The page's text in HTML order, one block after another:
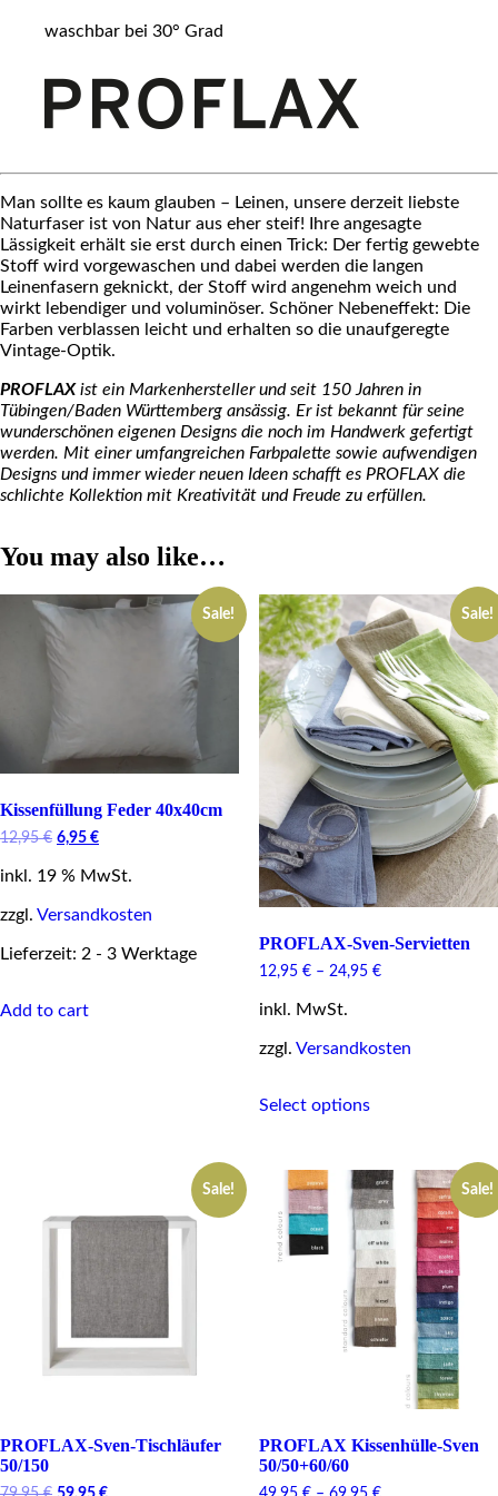
waschbar bei 30° Grad
Man sollte es kaum glauben – Leinen, unsere derzeit liebste
Naturfaser ist von Natur aus eher steif! Ihre angesagte
Lässigkeit erhält sie erst durch einen Trick: Der fertig gewebte
Stoff wird vorgewaschen und dabei werden die langen
Leinenfasern geknickt, der Stoff wird angenehm weich und
wirkt lebendiger und voluminöser. Schöner Nebeneffekt: Die
Farben verblassen leicht und erhalten so die unaufgeregte
Vintage-Optik.
PROFLAXist ein Markenhersteller und seit 150 Jahren in
Tübingen/Baden Württemberg ansässig. Er ist bekannt für seine
wunderschönen eigenen Designs die noch im Handwerk gefertigt
werden. Mit einer umfangreichen Farbpalette sowie aufwendigen
Designs und immer wieder neuen Ideen schafft es PROFLAX die
schlichte Kollektion mit Kreativität und Freude zu erfüllen.
You may also like…
Sale!
Kissenfüllung Feder 40x40cm
12,95€ Original
was:
6,95 €Current
is:
inkl. 19 % MwSt.
zzgl. Versandkosten
Lieferzeit: 2 - 3 Werktage
Add to cart
Sale!
PROFLAX-Sven-Servietten
12,95 €– 24,95 €
inkl. MwSt.
zzgl. Versandkosten
Select optionsproduct
variants.
The
options
may
be
chosen
on
the
product
Sale!
PROFLAX-Sven-Tischläufer
50/150
Sale!
PROFLAX Kissenhülle-Sven
50/50+60/60